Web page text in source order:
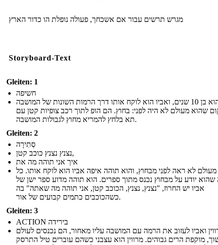
מגרש תרשים עבור אם אשכחך, פעולה נופלת הו כדור הארץ
Storyboard-Text
Gleiten: 1
חשיפה
מרווין הוא בן 10 שנים, ואביו הוא לוקח אותו דרך הרמות השונות של המושבה
שהוא מעולם לא היה לפני: בחוץ. הם הופ לתוך רכב צופיות קטן עם
תא בלחץ להמריא מחוץ לגבולות המושבה.
Gleiten: 2
סְתִירָה
נצנץ נצנץ כוכב קטן,
איך אני תוהה מה את
מעולם לא ראה לפני מבחוץ, והוא תוהה איפה אביו הוא לוקח אותו. כל
שהוא יודע על מבחוץ נכנס מתוך ספרים. הוא תוהה מדוע ספר ישן של
אביו יש החרוז, "נצנץ, נצנץ, הכוכב קטן, אני תוהה מה שאתה" בה
כשהכוכבים כתמים קבועים של אור.
Gleiten: 3
ACTION בירידה
ואביו לעזוב את הרמה עם המושבה עליו מאחור, הם נכנסים לעולם
מוקפת הרים גבוהים. מרווין הוא עצבני כשהם עוברים טיל התרסק